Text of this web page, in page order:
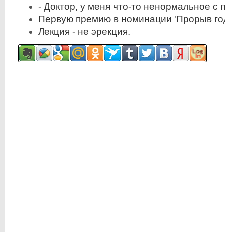
- Доктор, у меня что-то ненормальное с
Первую премию в номинации 'Прорыв
Лекция - не эрекция.